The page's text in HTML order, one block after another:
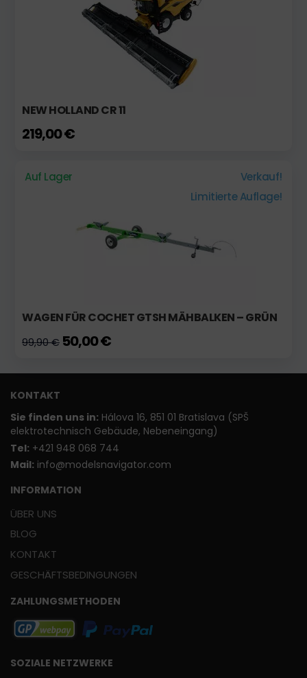
NEW HOLLAND CR 11
219,00 €
Auf Lager
Verkauf!
Limitierte Auflage!
WAGEN FÜR COCHET GTSH MÄHBALKEN – GRÜN
99,90 € 50,00 €
KONTAKT
Sie finden uns in: Hálova 16, 851 01 Bratislava (SPŠ
elektrotechnisch Gebäude, Nebeneingang)
Tel: +421 948 068 744
Mail: info@modelsnavigator.com
INFORMATION
ÜBER UNS
BLOG
KONTAKT
GESCHÄFTSBEDINGUNGEN
ZAHLUNGSMETHODEN
SOZIALE NETZWERKE